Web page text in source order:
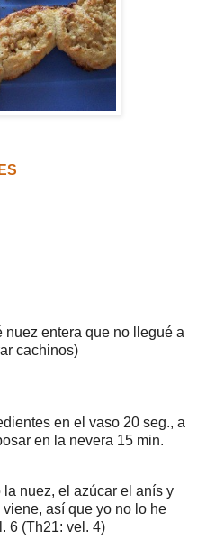
nuez entera que no llegué a
cachinos)
en el vaso 20 seg., a
en la nevera 15 min.
nuez, el azúcar el anís y
así que yo no lo he
6 (Th21: vel. 4)